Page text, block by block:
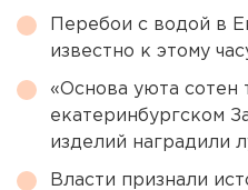
Перебои с водой в
известно к этому
«Основа уюта сотен
екатеринбургском
изделий наградили
Власти признали